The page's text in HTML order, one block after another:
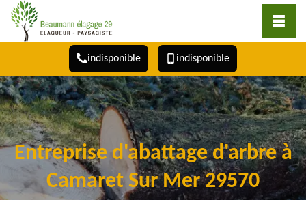
indisponible indisponible
Entreprise d'abattage d'arbre à
Camaret Sur Mer 29570